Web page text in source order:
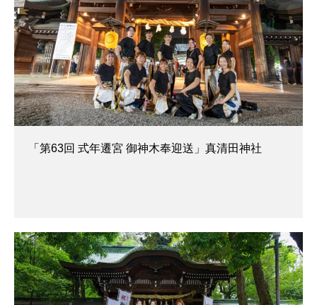
「第63回 式年遷宮 御神木奉迎送」真清田神社